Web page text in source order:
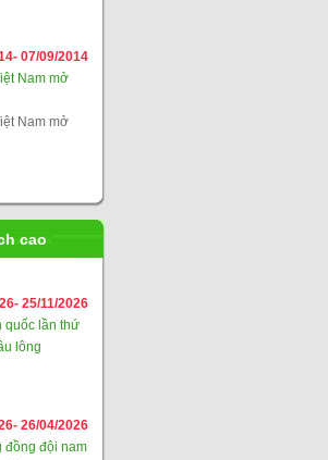
07/09/2014
Nam mở
Nam mở
cao
25/11/2026
quốc lần thứ
lông
26/04/2026
đồng đội nam